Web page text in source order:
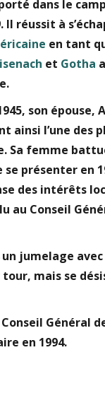
dans le
réussit à
en tant
et Gotha
son épouse,
ainsi l’une des
Sa femme
présenter en
des intérêts
au Conseil
jumelage
tour, mais se
Général
en 1994.